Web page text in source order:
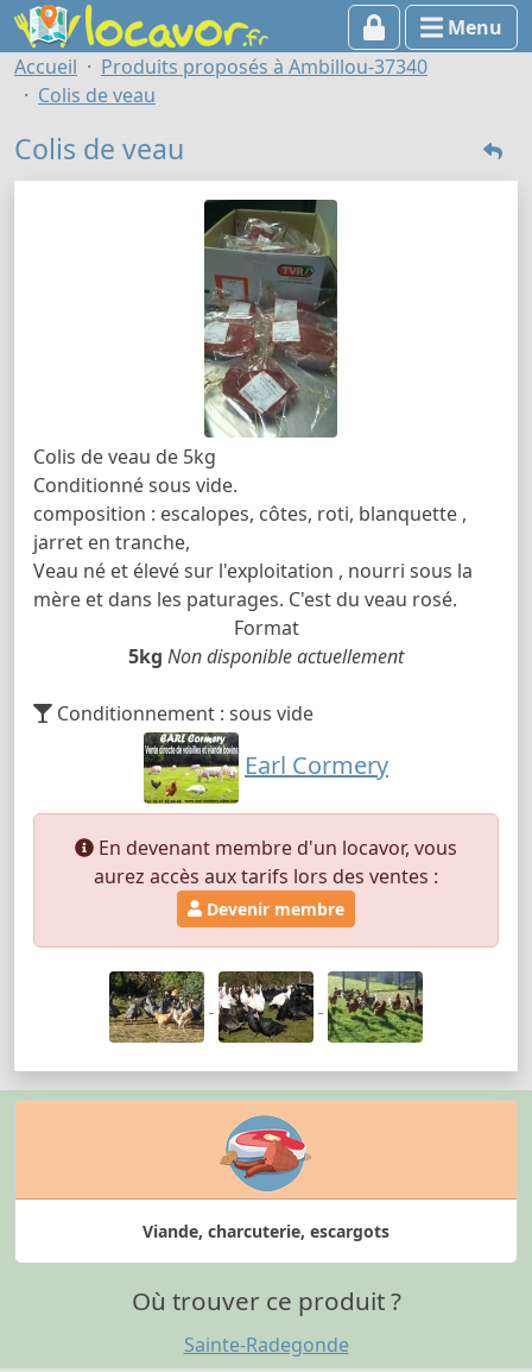
Menu
Accueil
Produits proposés à Ambillou-37340
Colis de veau
Colis de veau
Colis de veau de 5kg
Conditionné sous vide.
composition : escalopes, côtes, roti, blanquette ,
jarret en tranche,
Veau né et élevé sur l'exploitation , nourri sous la
mère et dans les paturages. C'est du veau rosé.
Format
5kg Non disponible actuellement
Conditionnement : sous vide
Earl Cormery
En devenant membre d'un locavor, vous
aurez accès aux tarifs lors des ventes :
Devenir membre
Viande, charcuterie, escargots
Où trouver ce produit ?
Sainte-Radegonde